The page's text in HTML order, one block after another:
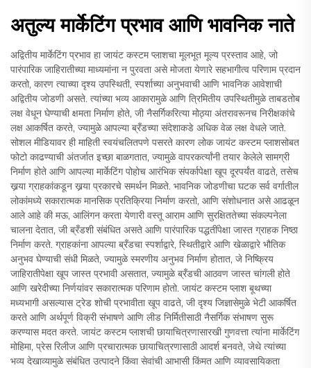
अतुल्य मार्केटिंग प्रभाव आणि भावनिक नाते
अद्वितीय मार्केटिंग प्रभाव हा जायंट कस्टम प्लाशचा मूलभूत मूल्य प्रस्ताव आहे, जो
पारंपारिक जाहिरातीच्या माध्यमांना न पुरवता असे मोजता येणारे सहभागीत्व परिणाम प्रदान
करतो, कारण त्याच्या दृश्य उपस्थिती, स्पर्शाच्या अनुभवाची आणि भावनिक आवेशाची
अद्वितीय जोडणी असते. त्यांच्या भव्य आकारामुळे आणि त्रिमितीय उपस्थितीमुळे ताबडतोब
लक्ष वेधून घेण्याची क्षमता निर्माण होते, जी नैसर्गिकरित्या मोठ्या अंतरावरूनच निरीक्षकांचे
लक्ष आकर्षित करते, ज्यामुळे आपल्या ब्रँडच्या संदेशाकडे अधिक वेळ लक्ष वेधले जाते.
सोशल मीडियावर ही माहिती स्वयंचलितपणे पसरते कारण लोक जायंट कस्टम प्लाशसोबत
फोटो काढण्याची अंतर्जात इच्छा बाळगतात, ज्यामुळे वापरकर्त्यांनी तयार केलेले सामग्री
निर्माण होते आणि आपल्या मार्केटिंग पोहोच आरंभिक संपर्कापेक्षा खूप दूरपर्यंत वाढते, तसेच
खर्‍या ग्राहकांकडून खर्‍या प्रकारचे समर्थन मिळते. भावनिक जोडणीचा घटक सर्व वर्गातील
लोकांमध्ये सकारात्मक मानसिक प्रतिक्रिया निर्माण करतो, आणि संशोधनात असे आढळून
आले आहे की मऊ, आलिंगन करता येणारी वस्तू आराम आणि सुरक्षिततेच्या संकल्पनेला
चालना देतात, जी ब्रँडशी संबंधित असते आणि पारंपारिक पद्धतींपेक्षा जास्त ग्राहक निष्ठा
निर्माण करते. ग्राहकांना आपल्या ब्रँडचा स्पर्शाद्वारे, स्थितीद्वारे आणि खेळाद्वारे भौतिक
अनुभव घेण्याची संधी मिळते, ज्यामुळे स्मरणीय अनुभव निर्माण होतात, जे निष्क्रिय
जाहिरातीपेक्षा खूप जास्त प्रभावी असतात, ज्यामुळे ब्रँडची आठवण जास्त चांगली होते
आणि खरेदीच्या निर्णयांवर सकारात्मक परिणाम होतो. जायंट कस्टम प्लाश बूथच्या
मध्यभागी असल्यास ट्रेड शोची प्रभावीता खूप वाढते, जी दृश्य जिज्ञासेमुळे भेटी आकर्षित
करते आणि अर्थपूर्ण विक्री संभाषणे आणि लीड निर्मितीसाठी नैसर्गिक संभाषण सुरू
करण्यास मदत करते. जायंट कस्टम प्लाशची छायाचित्रणासारखी गुणवत्ता त्यांना मार्केटिंग
मोहिमा, प्रेस रिलीज आणि प्रचारात्मक छायाचित्रणासाठी आदर्श बनवते, जेथे त्यांच्या
भव्य देखाव्यामुळे संबंधित उत्पादने किंवा सेवांची आभासी किंमत आणि व्यावसायिकता